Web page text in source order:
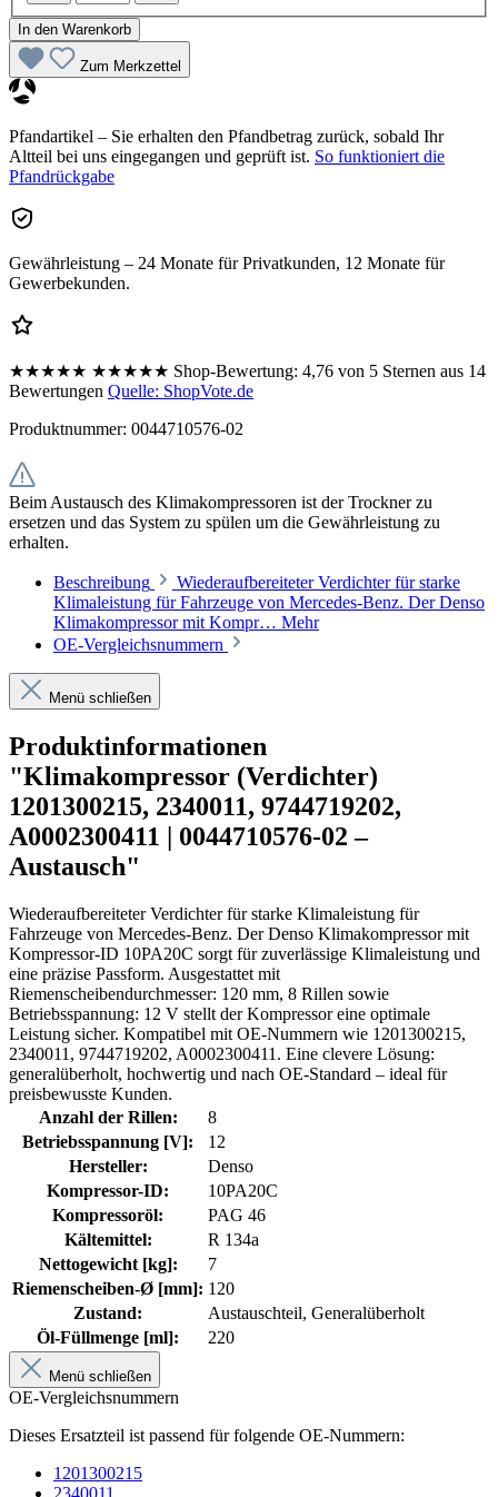
In den Warenkorb
Zum Merkzettel
Pfandartikel – Sie erhalten den Pfandbetrag zurück, sobald Ihr
Altteil bei uns eingegangen und geprüft ist. So funktioniert die
Pfandrückgabe
Gewährleistung – 24 Monate für Privatkunden, 12 Monate für
Gewerbekunden.
★★★★★ ★★★★★ Shop-Bewertung: 4,76 von 5 Sternen aus 14
Bewertungen Quelle: ShopVote.de
Produktnummer: 0044710576-02
Beim Austausch des Klimakompressoren ist der Trockner zu
ersetzen und das System zu spülen um die Gewährleistung zu
erhalten.
Beschreibung
Wiederaufbereiteter Verdichter für starke
Klimaleistung für Fahrzeuge von Mercedes-Benz. Der Denso
Klimakompressor mit Kompr… Mehr
OE-Vergleichsnummern
Menü schließen
Produktinformationen
"Klimakompressor (Verdichter)
1201300215, 2340011, 9744719202,
A0002300411 | 0044710576-02 –
Austausch"
Wiederaufbereiteter Verdichter für starke Klimaleistung für
Fahrzeuge von Mercedes-Benz. Der Denso Klimakompressor mit
Kompressor-ID 10PA20C sorgt für zuverlässige Klimaleistung und
eine präzise Passform. Ausgestattet mit
Riemenscheibendurchmesser: 120 mm, 8 Rillen sowie
Betriebsspannung: 12 V stellt der Kompressor eine optimale
Leistung sicher. Kompatibel mit OE-Nummern wie 1201300215,
2340011, 9744719202, A0002300411. Eine clevere Lösung:
generalüberholt, hochwertig und nach OE-Standard – ideal für
preisbewusste Kunden.
Anzahl der Rillen:
8
Betriebsspannung [V]:
12
Hersteller:
Denso
Kompressor-ID:
10PA20C
Kompressoröl:
PAG 46
Kältemittel:
R 134a
Nettogewicht [kg]:
7
Riemenscheiben-Ø [mm]: 120
Zustand:
Austauschteil, Generalüberholt
Öl-Füllmenge [ml]:
220
Menü schließen
OE-Vergleichsnummern
Dieses Ersatzteil ist passend für folgende OE-Nummern:
1201300215
2340011